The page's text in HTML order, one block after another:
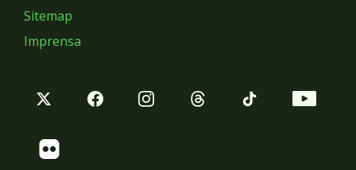
Sitemap
Imprensa